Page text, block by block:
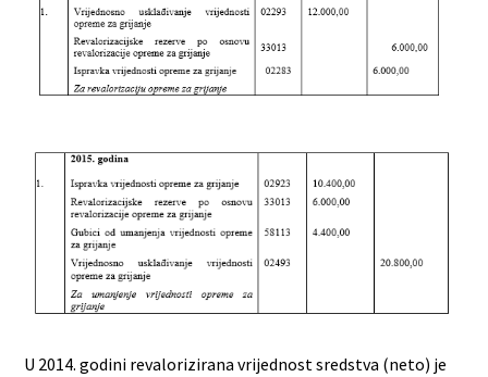
U 2014. godini revalorizirana vrijednost sredstva (neto) je